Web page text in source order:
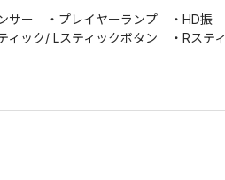
サー ・プレイヤーランプ ・HD振
ック/ Lスティックボタン ・Rスティ